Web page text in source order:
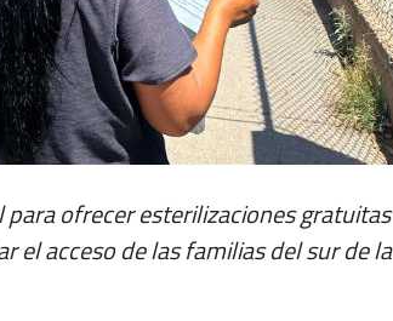
ofrecer esterilizaciones gratuitas
el acceso de las familias del sur de la